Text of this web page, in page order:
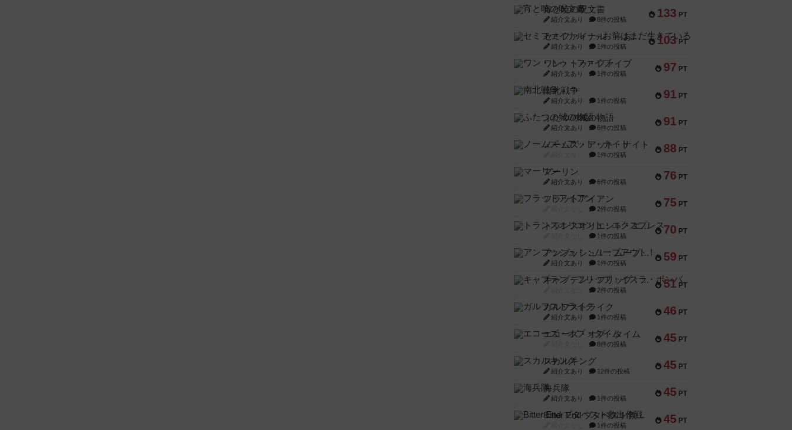
133 PT
宵と暁の呪文書
紹介文あり 8件の投稿
103 PT
セミファイナル ～お前はまだ生きている～
紹介文あり 1件の投稿
97 PT
ワン・トゥ・ファイブ
紹介文あり 1件の投稿
91 PT
南北戦争
紹介文あり 1件の投稿
91 PT
ふたつの城の物語
紹介文あり 6件の投稿
88 PT
ノームズ・アット・ナイト
1件の投稿
76 PT
マーリン
紹介文あり 6件の投稿
75 PT
フラットアイアン
2件の投稿
70 PT
トランスオリエント・エクスプレス
1件の投稿
59 PT
アンブッシュ！：ムーブアウト！
紹介文あり 1件の投稿
51 PT
キャプテン・フリップ：イスラ・ボンバ
2件の投稿
46 PT
ガルフストライク
紹介文あり 1件の投稿
45 PT
エコーズ・オブ・タイム
8件の投稿
45 PT
スカルキング
紹介文あり 12件の投稿
45 PT
海兵隊
紹介文あり 1件の投稿
45 PT
Bitter End ブタペスト救出作戦
1件の投稿